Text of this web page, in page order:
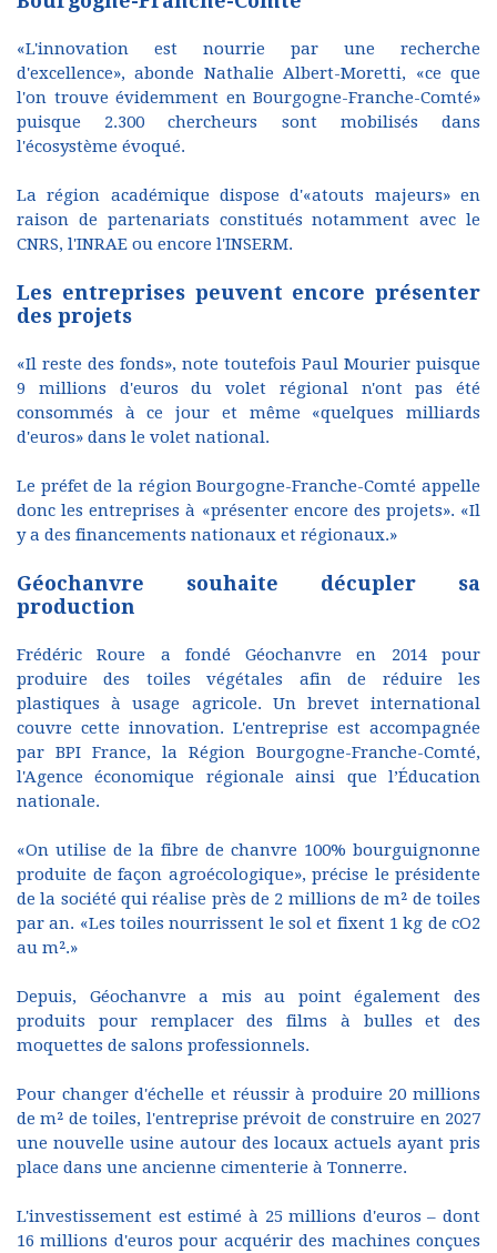
«L'innovation est nourrie par une recherche
d'excellence», abonde Nathalie Albert-Moretti, «ce que
l'on trouve évidemment en Bourgogne-Franche-Comté»
puisque 2.300 chercheurs sont mobilisés dans
l'écosystème évoqué.
La région académique dispose d'«atouts majeurs» en
raison de partenariats constitués notamment avec le
CNRS, l'INRAE ou encore l'INSERM.
Les entreprises peuvent encore présenter
des projets
«Il reste des fonds», note toutefois Paul Mourier puisque
9 millions d'euros du volet régional n'ont pas été
consommés à ce jour et même «quelques milliards
d'euros» dans le volet national.
Le préfet de la région Bourgogne-Franche-Comté appelle
donc les entreprises à «présenter encore des projets». «Il
y a des financements nationaux et régionaux.»
Géochanvre souhaite décupler sa
production
Frédéric Roure a fondé Géochanvre en 2014 pour
produire des toiles végétales afin de réduire les
plastiques à usage agricole. Un brevet international
couvre cette innovation. L'entreprise est accompagnée
par BPI France, la Région Bourgogne-Franche-Comté,
l'Agence économique régionale ainsi que l’Éducation
nationale.
«On utilise de la fibre de chanvre 100% bourguignonne
produite de façon agroécologique», précise le présidente
de la société qui réalise près de 2 millions de m² de toiles
par an. «Les toiles nourrissent le sol et fixent 1 kg de cO2
au m².»
Depuis, Géochanvre a mis au point également des
produits pour remplacer des films à bulles et des
moquettes de salons professionnels.
Pour changer d'échelle et réussir à produire 20 millions
de m² de toiles, l'entreprise prévoit de construire en 2027
une nouvelle usine autour des locaux actuels ayant pris
place dans une ancienne cimenterie à Tonnerre.
L'investissement est estimé à 25 millions d'euros – dont
16 millions d'euros pour acquérir des machines conçues